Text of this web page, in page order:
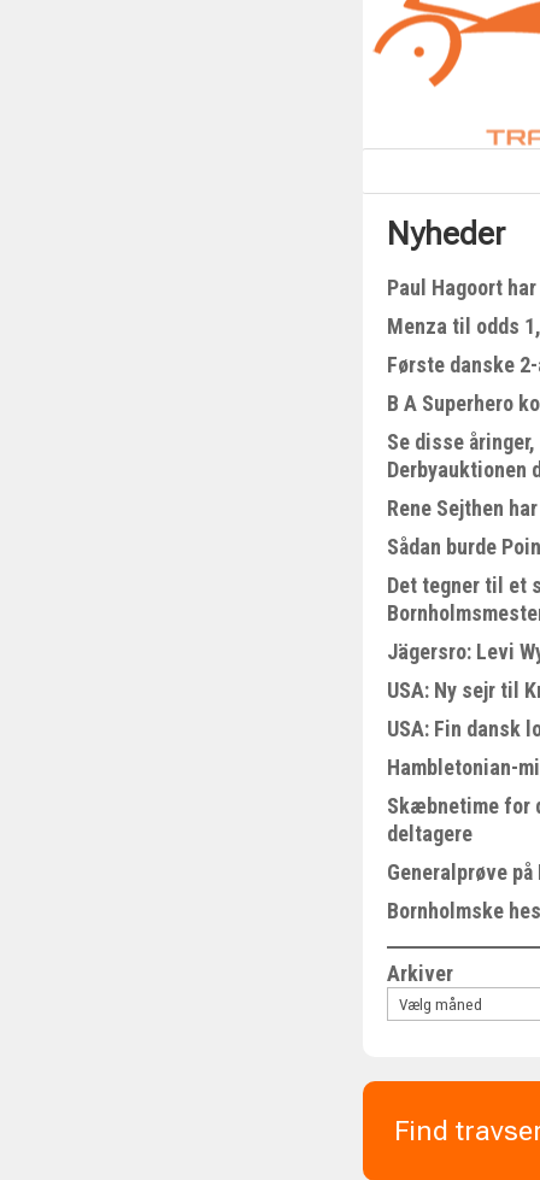
Nyheder
Paul Hagoort
Menza til odds
Første danske
B A Superhero
Se disse
Derbyauktionen
Rene Sejthen
Sådan burde
Det tegner til et
Jägersro: Levi
USA: Ny sejr til
USA: Fin dansk
Hambletonian-
Skæbnetime for
deltagere
Generalprøve
Bornholmske
Arkiver
Find